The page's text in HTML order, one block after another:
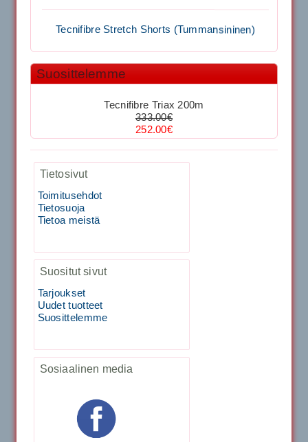
40883 Harjasosa hiekkanurmiharjaan
29.00€
Kirschbaum Flash Shark 200m
Tecnifibre Classic Sukka 3pr
Laadukas urheilusukk...
Tecnifibre Stretch Shorts (Tummansininen)
39.50€
Kirschbaum Flash Shark 200m
Tecnifibre Sukka 3pr matala varsi / Valkoinen
19.90€ 15.90€
19.90€ 17.90€
Suosittelemme
Tecnifibre Triax 200m
333.00€
252.00€
Tietosivut
Toimitusehdot
Tietosuoja
Tietoa meistä
Suositut sivut
Tarjoukset
Uudet tuotteet
Suosittelemme
Sosiaalinen media